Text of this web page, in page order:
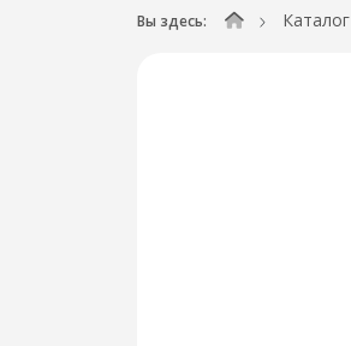
Вы здесь: Каталог